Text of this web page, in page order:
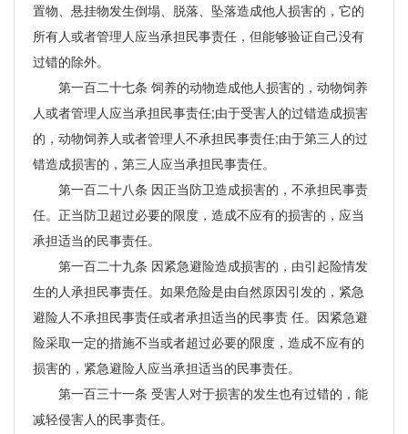
置物、悬挂物发生倒塌、脱落、坠落造成他人损害的，它的
所有人或者管理人应当承担民事责任，但能够验证自己没有
过错的除外。
第一百二十七条 饲养的动物造成他人损害的，动物饲养
人或者管理人应当承担民事责任;由于受害人的过错造成损害
的，动物饲养人或者管理人不承担民事责任;由于第三人的过
错造成损害的，第三人应当承担民事责任。
第一百二十八条 因正当防卫造成损害的，不承担民事责
任。正当防卫超过必要的限度，造成不应有的损害的，应当
承担适当的民事责任。
第一百二十九条 因紧急避险造成损害的，由引起险情发
生的人承担民事责任。如果危险是由自然原因引发的，紧急
避险人不承担民事责任或者承担适当的民事责 任。因紧急避
险采取一定的措施不当或者超过必要的限度，造成不应有的
损害的，紧急避险人应当承担适当的民事责任。
第一百三十一条 受害人对于损害的发生也有过错的，能
减轻侵害人的民事责任。